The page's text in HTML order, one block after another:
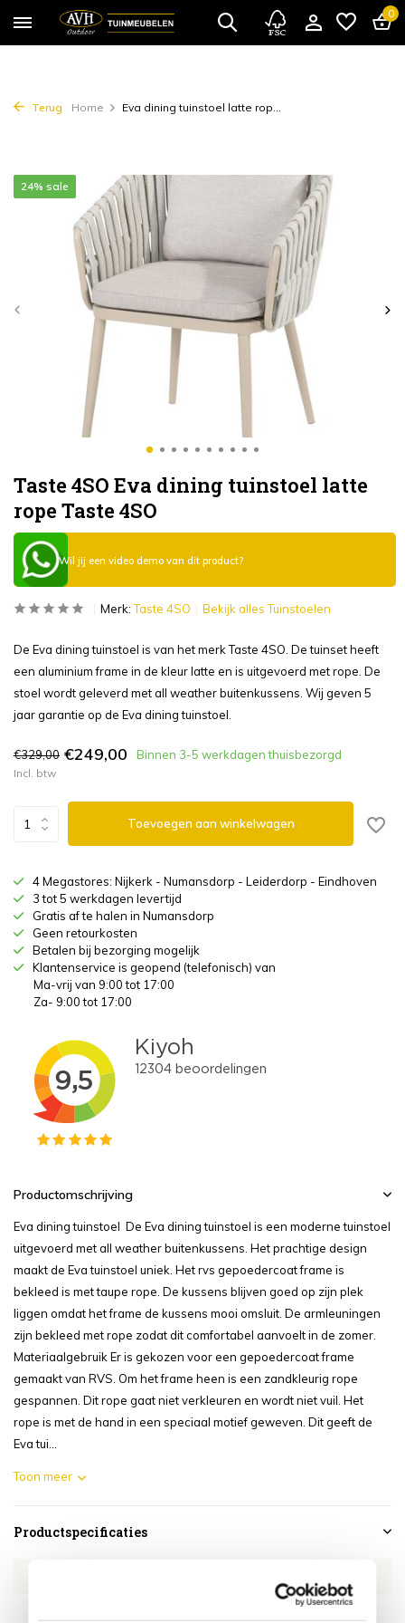
0
Terug Home Eva dining tuinstoel latte rop...
Taste 4SO Eva dining tuinstoel latte
rope Taste 4SO
24% sale
Wil jij een video demo van dit product?
Merk:Taste 4SO Bekijk alles Tuinstoelen
De Eva dining tuinstoel is van het merk Taste 4SO. De tuinset heeft
een aluminium frame in de kleur latte en is uitgevoerd met rope. De
stoel wordt geleverd met all weather buitenkussens. Wij geven 5
jaar garantie op de Eva dining tuinstoel.
€329,00 €249,00 Binnen 3-5 werkdagen thuisbezorgd
Incl. btw
Toevoegen aan winkelwagen
4 Megastores: Nijkerk - Numansdorp - Leiderdorp - Eindhoven
3 tot 5 werkdagen levertijd
Gratis af te halen in Numansdorp
Geen retourkosten
Betalen bij bezorging mogelijk
Klantenservice is geopend (telefonisch) van
Ma-vrij van 9:00 tot 17:00
Za- 9:00 tot 17:00
Productomschrijving
Eva dining tuinstoel De Eva dining tuinstoel is een moderne tuinstoel
uitgevoerd met all weather buitenkussens. Het prachtige design
maakt de Eva tuinstoel uniek. Het rvs gepoedercoat frame is
bekleed is met taupe rope. De kussens blijven goed op zijn plek
liggen omdat het frame de kussens mooi omsluit. De armleuningen
zijn bekleed met rope zodat dit comfortabel aanvoelt in de zomer.
Materiaalgebruik Er is gekozen voor een gepoedercoat frame
gemaakt van RVS. Om het frame heen is een zandkleurig rope
gespannen. Dit rope gaat niet verkleuren en wordt niet vuil. Het
rope is met de hand in een speciaal motief geweven. Dit geeft de
Eva tui...
Toon meer
Productspecificaties